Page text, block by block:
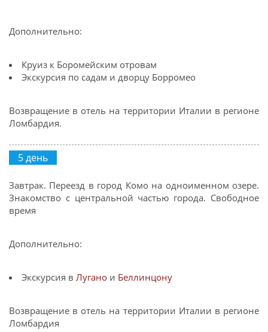
Дополнительно:
Круиз к Боромейским отровам
Экскурсия по садам и дворцу Борромео
Возвращение в отель на территории Италии в регионе
Ломбардия.
5 день
Завтрак. Переезд в город Комо на одноименном озере.
Знакомство с центральной частью города. Свободное
время
Дополнительно:
Экскурсия в Лугано и Беллинцону
Возвращение в отель на территории Италии в регионе
Ломбардия